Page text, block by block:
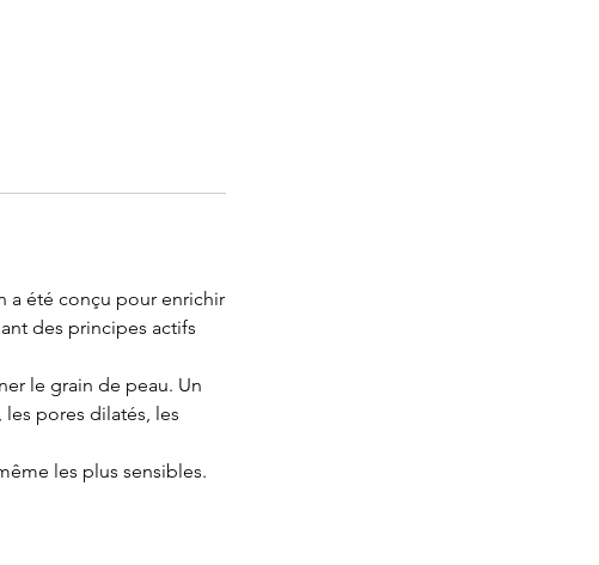
a été conçu pour enrichir
des principes actifs
le grain de peau. Un
pores dilatés, les
les plus sensibles.